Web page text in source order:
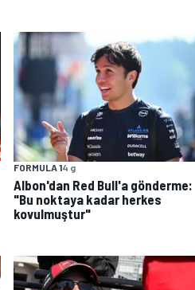
FORMULA 14 g
Albon'dan Red Bull'a gönderme:
"Bu noktaya kadar herkes
kovulmuştur"